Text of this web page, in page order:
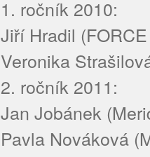
1. ročník 2010:
Jiří Hradil
Veronika
2. ročník 2011:
Jan Jobánek
Pavla Nováková